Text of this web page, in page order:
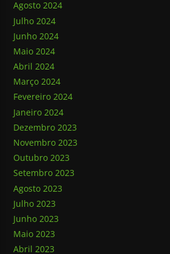
Agosto 2024
Julho 2024
Junho 2024
Maio 2024
Abril 2024
Março 2024
Fevereiro 2024
Janeiro 2024
Dezembro 2023
Novembro 2023
Outubro 2023
Setembro 2023
Agosto 2023
Julho 2023
Junho 2023
Maio 2023
Abril 2023